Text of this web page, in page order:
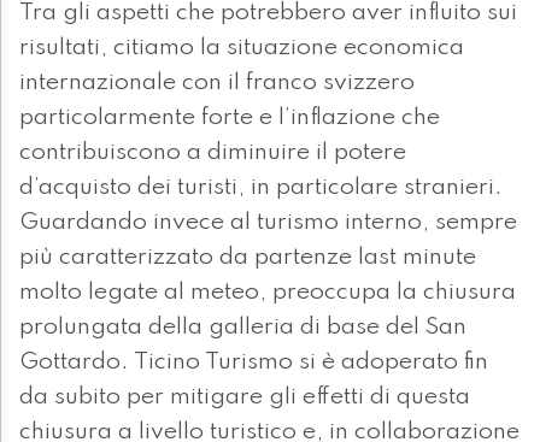
Tra gli aspetti che potrebbero aver influito sui
risultati, citiamo la situazione economica
internazionale con il franco svizzero
particolarmente forte e l’inflazione che
contribuiscono a diminuire il potere
d’acquisto dei turisti, in particolare stranieri.
Guardando invece al turismo interno, sempre
più caratterizzato da partenze last minute
molto legate al meteo, preoccupa la chiusura
prolungata della galleria di base del San
Gottardo. Ticino Turismo si è adoperato fin
da subito per mitigare gli effetti di questa
chiusura a livello turistico e, in collaborazione